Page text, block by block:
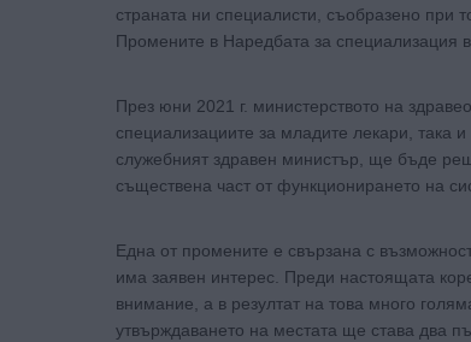
страната ни специалисти, съобразено при
Промените в Наредбата за специализация
През юни 2021 г. министерството на
специализациите за младите лекари, така
служебният здравен министър, ще бъде
съществена част от функционирането на
Една от промените е свързана с
има заявен интерес. Преди настоящата
внимание, а в резултат на това много
утвърждаването на местата ще става два